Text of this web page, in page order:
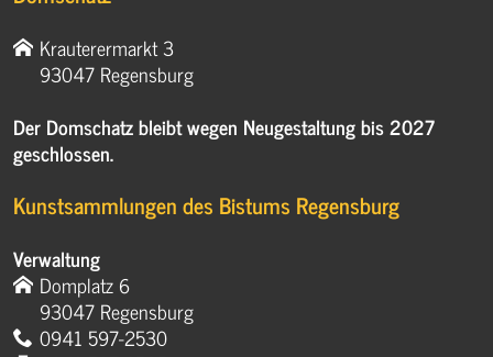
Krauterermarkt 3
93047 Regensburg
Der Domschatz bleibt wegen Neugestaltung bis 2027
geschlossen.
Kunstsammlungen des Bistums Regensburg
Verwaltung
Domplatz 6
93047 Regensburg
0941 597-2530